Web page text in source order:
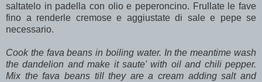
saltatelo in padella con olio e peperoncino. Frullate le fave
fino a renderle cremose e aggiustate di sale e pepe se
necessario.
Cook the fava beans in boiling water. In the meantime wash
the dandelion and make it saute' with oil and chili pepper.
Mix the fava beans till they are a cream adding salt and